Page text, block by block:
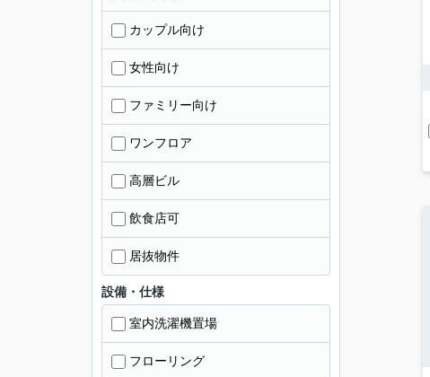
カップル向け
女性向け
ファミリー向け
ワンフロア
高層ビル
飲食店可
居抜物件
設備・仕様
室内洗濯機置場
フローリング